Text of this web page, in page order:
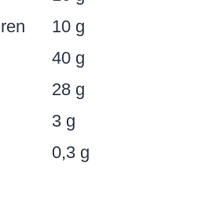
zu White
(FAQ)
meine Blondies